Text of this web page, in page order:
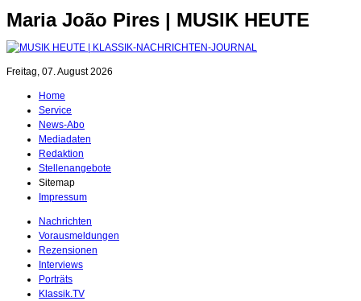
Maria João Pires | MUSIK HEUTE
Freitag, 07. August 2026
Home
Service
News-Abo
Mediadaten
Redaktion
Stellenangebote
Sitemap
Impressum
Nachrichten
Vorausmeldungen
Rezensionen
Interviews
Porträts
Klassik.TV